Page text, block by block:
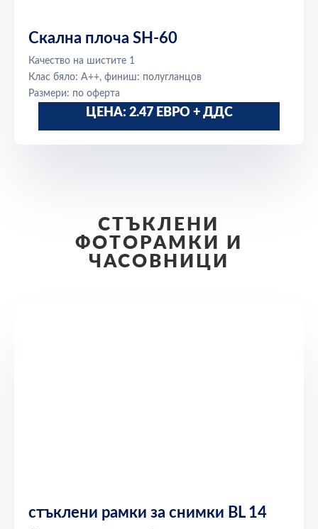
Скална плоча SH-60
Качество на шистите 1
Клас бяло: A++, финиш: полугланцов
Размери: по оферта
ЦЕНА: 2.47 ЕВРО + ДДС
СТЪКЛЕНИ
ФОТОРАМКИ И
ЧАСОВНИЦИ
стъклени рамки за снимки BL 14